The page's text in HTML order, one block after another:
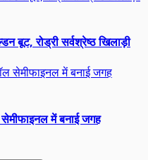
बूट, रोड्री सर्वश्रेष्ठ खिलाड़ी
में बनाई जगह